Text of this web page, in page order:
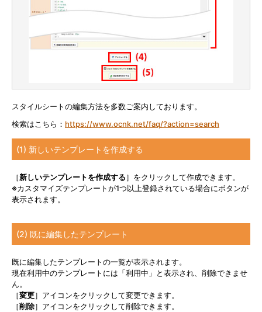
スタイルシートの編集方法を多数ご案内しております。
検索はこちら： https://www.ocnk.net/faq/?action=search
(1) 新しいテンプレートを作成する
［新しいテンプレートを作成する］をクリックして作成できます。
※カスタマイズテンプレートが1つ以上登録されている場合にボタンが
表示されます。
(2) 既に編集したテンプレート
既に編集したテンプレートの一覧が表示されます。
現在利用中のテンプレートには「利用中」と表示され、削除できませ
ん。
［変更］アイコンをクリックして変更できます。
［削除］アイコンをクリックして削除できます。